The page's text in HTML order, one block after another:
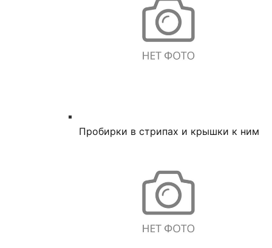
Пробирки в стрипах и крышки к ним